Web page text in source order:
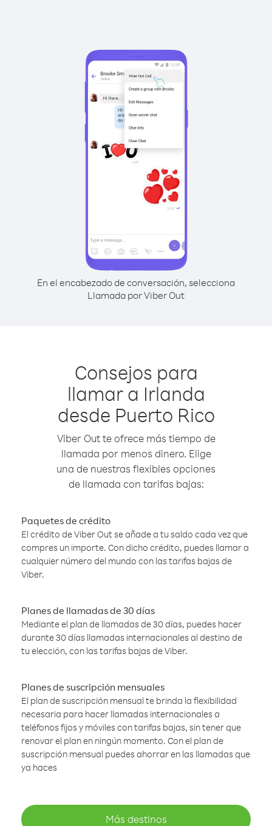
En el encabezado de conversación, selecciona
Llamada por Viber Out
Consejos para
llamar a Irlanda
desde Puerto Rico
Viber Out te ofrece más tiempo de
llamada por menos dinero. Elige
una de nuestras flexibles opciones
de llamada con tarifas bajas:
Paquetes de crédito
El crédito de Viber Out se añade a tu saldo cada vez que
compres un importe. Con dicho crédito, puedes llamar a
cualquier número del mundo con las tarifas bajas de
Viber.
Planes de llamadas de 30 días
Mediante el plan de llamadas de 30 días, puedes hacer
durante 30 días llamadas internacionales al destino de
tu elección, con las tarifas bajas de Viber.
Planes de suscripción mensuales
El plan de suscripción mensual te brinda la flexibilidad
necesaria para hacer llamadas internacionales a
teléfonos fijos y móviles con tarifas bajas, sin tener que
renovar el plan en ningún momento. Con el plan de
suscripción mensual puedes ahorrar en las llamadas que
ya haces
Más destinos